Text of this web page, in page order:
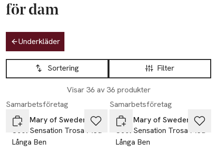
för dam
Hoppa till produktsidan
Underkläder
Hoppa till produktsidan
Filter
Sortering
Visar 36 av 36 produkter
Lista över produkter
Samarbetsföretag
Miss Mary of Sweden
Cool Sensation Trosa Med
Långa Ben
Samarbetsföretag
Miss Mary of Sweden
Cool Sensation Trosa Med
Långa Ben